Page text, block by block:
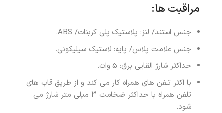
مراقبت ها:
جنس استند/ لنز: پلاستیک پلی کربنات/ ABS.
جنس علامت پلاس/ پایه: لاستیک سیلیکونی.
حداکثر شارژ القایی برق: 5 وات.
با اکثر تلفن های همراه کار می کند و از طریق قاب های
تلفن همراه با حداکثر ضخامت 3 میلی متر شارژ می
شود.